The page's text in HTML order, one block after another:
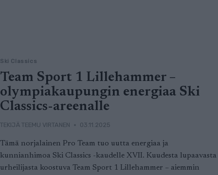
Ski Classics
Team Sport 1 Lillehammer –
olympiakaupungin energiaa Ski
Classics-areenalle
TEKIJÄ TEEMU VIRTANEN 03.11.2025
Tämä norjalainen Pro Team tuo uutta energiaa ja
kunnianhimoa Ski Classics -kaudelle XVII. Kuudesta lupaavasta
urheilijasta koostuva Team Sport 1 Lillehammer – aiemmin